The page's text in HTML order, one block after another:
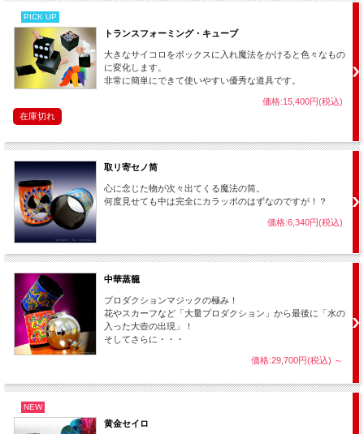
┃詳細説明 ＆ 店主レビュー
内部が綿ではなくスプリングになっている事で小さく縮めてセットで
き、取り出した際には自動的に元の大きさに復元する便利なマジック
取り出し用のうさぎ（ぬいぐるみ）です。
仕掛け付きのハンカチーフが付属しますので、この商品だけでも「ハ
ンカチからうさぎの取り出しマジック」ができる他、応用演技として
「紙袋からうさぎの出現」や、「絵からうさぎが出てくるマジック」
て市販品を加工して仕掛けを作る方法が紹介されています。）
もちろん取り出し用品のうさぎとして【マジックパン 】や【 チェンジ
ングバッグ 】、【
ミング・キューブ
】などの各種プロダクションマジック用具からうさ
ぎを出現させる事もできます。（何組か揃えて次々と何羽ものうさぎ
を取り出して見せると楽しいです。）
バネもソフトで使いやすく、サイズも手頃なので様々なマジック用具
にセットする事ができて便利！手に入れると色々な演技で重宝する事
でしょう。
魔法使いの銀鳩
】と組み合わせて、「うさぎと鳩の出現マジック」
や「うさぎと鳩をハンドパペットにした楽しい演技」なんていうのも
PICK UP
トランスフォーミング・キューブ
大きなサイコロをボックスに入れ魔法をかけると色々なもの
に変化します。
非常に簡単にできて使いやすい優秀な道具です。
価格:15,400円(税込)
在庫切れ
取リ寄セノ筒
心に念じた物が次々出てくる魔法の筒。
何度見せても中は完全にカラッポのはずなのですが！？
価格:6,340円(税込)
中華蒸籠
プロダクションマジックの極み！
花やスカーフなど「大量プロダクション」から最後に「水の
入った大壺の出現」！
そしてさらに・・・
価格:29,700円(税込) ～
NEW
黄金セイロ